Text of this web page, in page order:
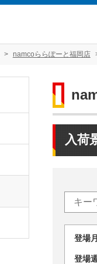
namcoららぽーと福岡店
入荷
登
登